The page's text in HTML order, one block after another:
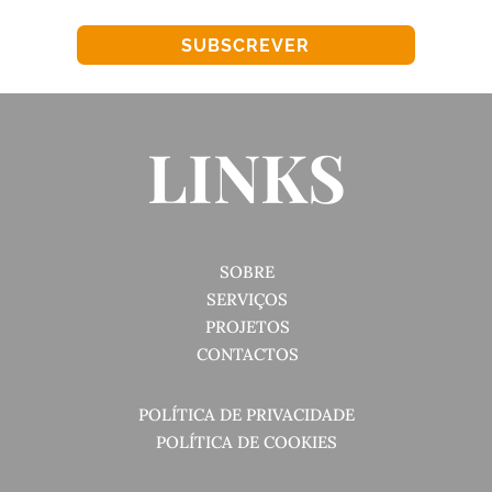
SUBSCREVER
LINKS
SOBRE
SERVIÇOS
PROJETOS
CONTACTOS
POLÍTICA DE PRIVACIDADE
POLÍTICA DE COOKIES